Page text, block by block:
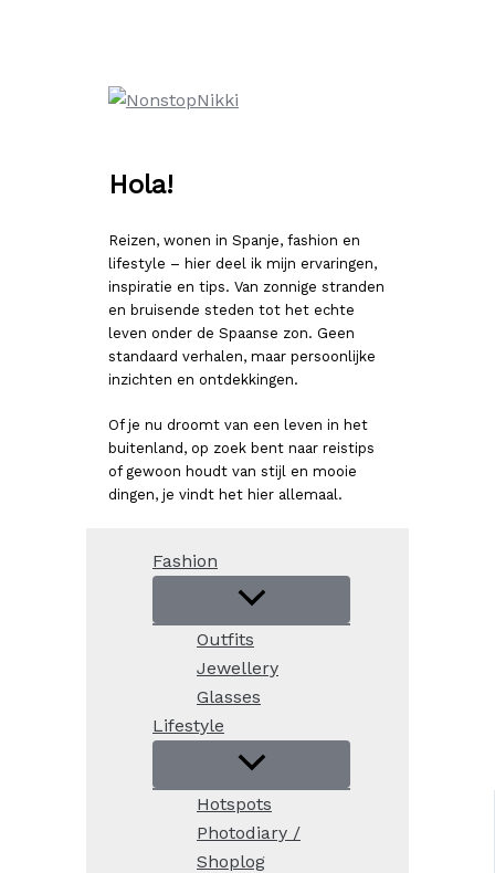
Hola!
Reizen, wonen in Spanje, fashion en
lifestyle – hier deel ik mijn ervaringen,
inspiratie en tips. Van zonnige stranden
en bruisende steden tot het echte
leven onder de Spaanse zon. Geen
standaard verhalen, maar persoonlijke
inzichten en ontdekkingen.
Of je nu droomt van een leven in het
buitenland, op zoek bent naar reistips
of gewoon houdt van stijl en mooie
dingen, je vindt het hier allemaal.
Fashion
Outfits
Jewellery
Glasses
Lifestyle
Hotspots
Photodiary /
Shoplog